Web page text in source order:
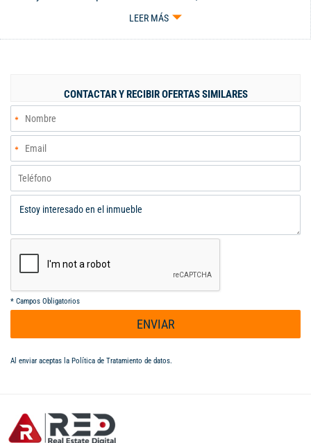
tiene aprox, de 7m x 27m. Cuenta con antejardín de 2 niveles
con hermosa vista, hall de visitas, amplia sala adornada con
candelabros en bronce y zona verde, comedor independiente,
habitaciones amplias con su baño, la principal con Vestier. ¡VIVE
COMO LO MERECES! Código interno: 10406455
LEER MÁS
CONTACTAR Y RECIBIR OFERTAS SIMILARES
* Campos Obligatorios
ENVIAR
Al enviar aceptas la Política de Tratamiento de datos.